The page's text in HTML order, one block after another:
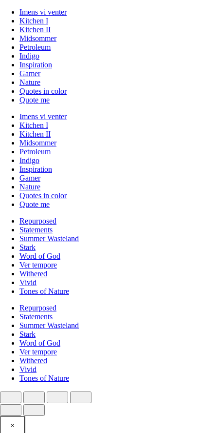
Imens vi venter
Kitchen I
Kitchen II
Midsommer
Petroleum
Indigo
Inspiration
Gamer
Nature
Quotes in color
Quote me
Imens vi venter
Kitchen I
Kitchen II
Midsommer
Petroleum
Indigo
Inspiration
Gamer
Nature
Quotes in color
Quote me
Repurposed
Statements
Summer Wasteland
Stark
Word of God
Ver tempore
Withered
Vivid
Tones of Nature
Repurposed
Statements
Summer Wasteland
Stark
Word of God
Ver tempore
Withered
Vivid
Tones of Nature
×